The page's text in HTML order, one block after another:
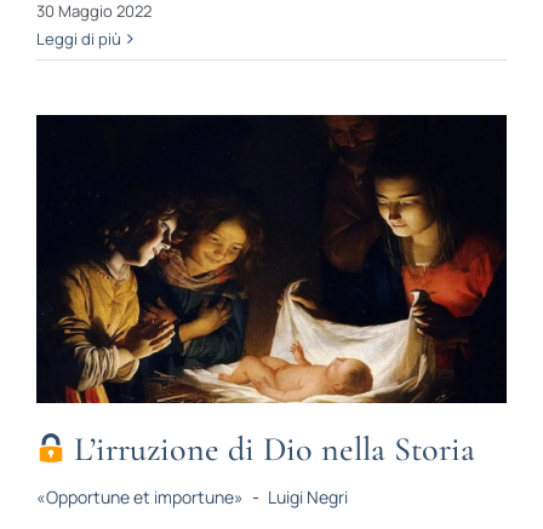
30 Maggio 2022
Leggi di più
L’irruzione di Dio nella Storia
«Opportune et importune» - Luigi Negri